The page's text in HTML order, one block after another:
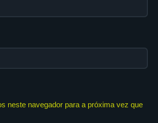
neste navegador para a próxima vez que